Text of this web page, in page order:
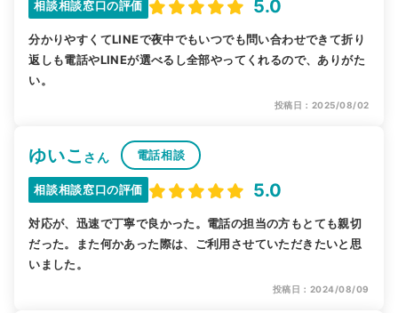
相談相談窓口の評価 5.0
分かりやすくてLINEで夜中でもいつでも問い合わせできて折り
返しも電話やLINEが選べるし全部やってくれるので、ありがた
い。
投稿日：2025/08/02
ゆいこ さん 電話相談
相談相談窓口の評価 5.0
対応が、迅速で丁寧で良かった。電話の担当の方もとても親切
だった。また何かあった際は、ご利用させていただきたいと思
いました。
投稿日：2024/08/09